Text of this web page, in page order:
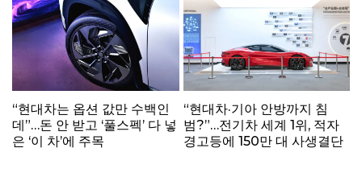
“현대차는 옵션 값만 수백인
데”…돈 안 받고 ‘풀스펙’ 다 넣
은 ‘이 차’에 주목
“현대차·기아 안방까지 침
범?”…전기차 세계 1위, 적자
경고등에 150만 대 사생결단